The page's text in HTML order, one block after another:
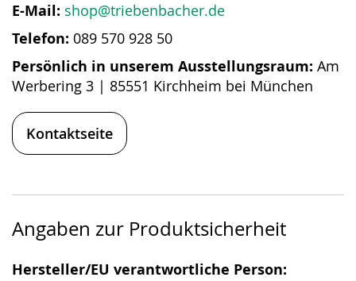
E-Mail: shop@triebenbacher.de
Telefon: 089 570 928 50
Persönlich in unserem Ausstellungsraum: Am
Werbering 3 | 85551 Kirchheim bei München
Kontaktseite
Angaben zur Produktsicherheit
Hersteller/EU verantwortliche Person: